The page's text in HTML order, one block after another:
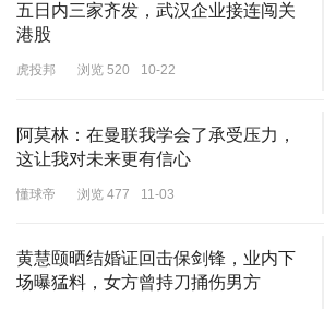
五日内三家齐发，武汉企业接连闯关
港股
虎投邦 浏览 520 10-22
阿莫林：在曼联我学会了承受压力，
这让我对未来更有信心
懂球帝 浏览 477 11-03
黄慧颐晒结婚证回击保剑锋，业内下
场曝猛料，女方曾持刀捅伤男方